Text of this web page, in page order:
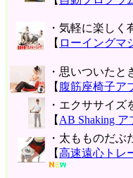
・気軽に楽しく
【 ローイングマ
・思いついたと
【 腹筋座椅子ア
・エクササイズ
【 AB Shaking
・太もものだぶ
【高速遠心トレ